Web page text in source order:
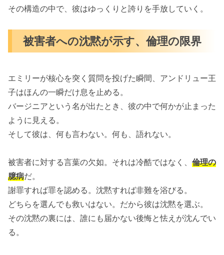
その構造の中で、彼はゆっくりと誇りを手放していく。
被害者への沈黙が示す、倫理の限界
エミリーが核心を突く質問を投げた瞬間、アンドリュー王
子はほんの一瞬だけ息を止める。
バージニアという名が出たとき、彼の中で何かが止まった
ように見える。
そして彼は、何も言わない。何も、語れない。
被害者に対する言葉の欠如。それは冷酷ではなく、 倫理の
臆病だ。
謝罪すれば罪を認める。沈黙すれば非難を浴びる。
どちらを選んでも救いはない。だから彼は沈黙を選ぶ。
その沈黙の裏には、誰にも届かない後悔と怯えが沈んでい
る。